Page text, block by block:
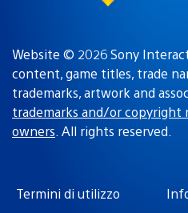
Website © 2026 Sony
content, game titles, trade
trademarks, artwork and
trademarks and/or
owners. All rights reserved.
Termini di utilizzo